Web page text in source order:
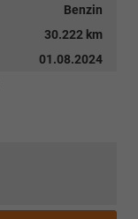
Benzin
30.222 km
01.08.2024